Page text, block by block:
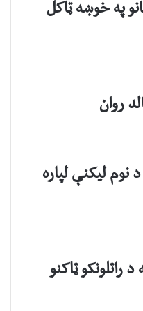
په خوښه ټاکل
روان
نوم ليکنې لپاره
راتلونکو ټاکنو